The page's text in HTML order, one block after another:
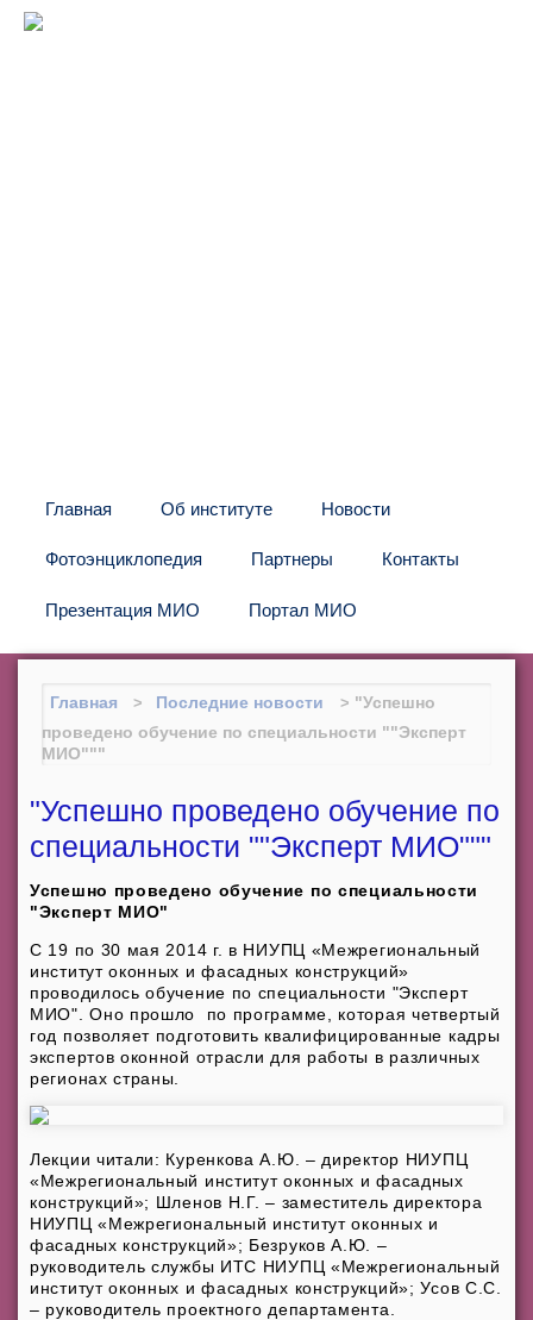
Главная Об институте Новости
Фотоэнциклопедия Партнеры Контакты
Презентация МИО Портал МИО
Главная Последние новости
"Успешно
проведено обучение по специальности ""Эксперт
МИО"""
"Успешно проведено обучение по
специальности ""Эксперт МИО"""
Успешно проведено обучение по специальности
"Эксперт МИО"
С 19 по 30 мая 2014 г. в НИУПЦ «Межрегиональный
институт оконных и фасадных конструкций»
проводилось обучение по специальности "Эксперт
МИО". Оно прошло по программе, которая четвертый
год позволяет подготовить квалифицированные кадры
экспертов оконной отрасли для работы в различных
регионах страны.
Лекции читали: Куренкова А.Ю. – директор НИУПЦ
«Межрегиональный институт оконных и фасадных
конструкций»; Шленов Н.Г. – заместитель директора
НИУПЦ «Межрегиональный институт оконных и
фасадных конструкций»; Безруков А.Ю. –
руководитель службы ИТС НИУПЦ «Межрегиональный
институт оконных и фасадных конструкций»; Усов С.С.
– руководитель проектного департамента.